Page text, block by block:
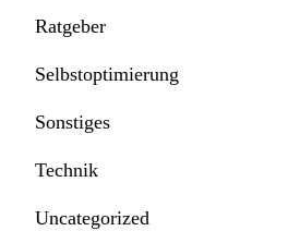
Ratgeber
Selbstoptimierung
Sonstiges
Technik
Uncategorized